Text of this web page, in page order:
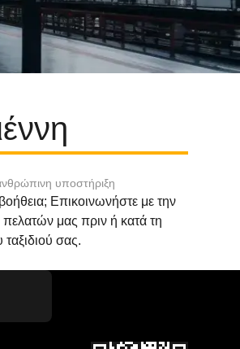
υποστήριξη
Επικοινωνήστε με την
πελατών μας πριν ή κατά τη
ταξιδιού σας.